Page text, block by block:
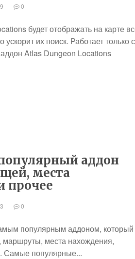
0
будет отображать на карте
их поиск. Работает только с
Atlas Dungeon Locations
аддон
места
прочее
0
популярным аддоном, который
маршруты, места нахождения,
Самые популярные...